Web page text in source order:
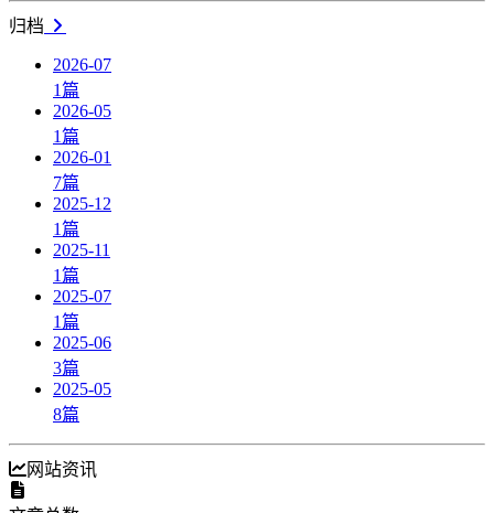
归档
2026-07
1篇
2026-05
1篇
2026-01
7篇
2025-12
1篇
2025-11
1篇
2025-07
1篇
2025-06
3篇
2025-05
8篇
网站资讯